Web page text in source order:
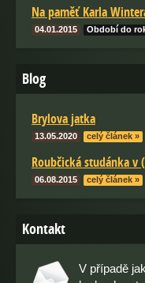
Na paměť Karla
04.01.2015 Období do
Blog
Brylova jatka
13.05.2020 celý článek »
Roubčická studánka v
06.08.2015 celý článek »
Kontakt
V případě